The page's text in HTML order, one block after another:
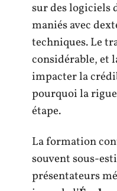
sur des logiciels
maniés avec
techniques. Le
considérable, et
impacter la
pourquoi la
étape.
La formation
souvent sous-
présentateurs